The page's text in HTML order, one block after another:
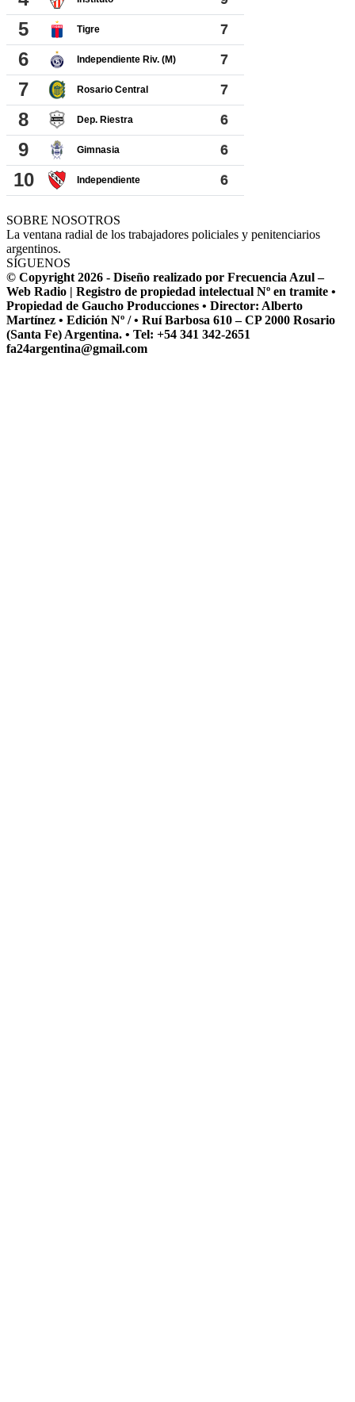
SOBRE NOSOTROS
La ventana radial de los trabajadores policiales y penitenciarios
argentinos.
SÍGUENOS
© Copyright 2026 - Diseño realizado por Frecuencia Azul –
Web Radio | Registro de propiedad intelectual Nº en tramite •
Propiedad de Gaucho Producciones • Director: Alberto
Martínez • Edición Nº / • Ruí Barbosa 610 – CP 2000 Rosario
(Santa Fe) Argentina. • Tel: +54 341 342-2651
fa24argentina@gmail.com